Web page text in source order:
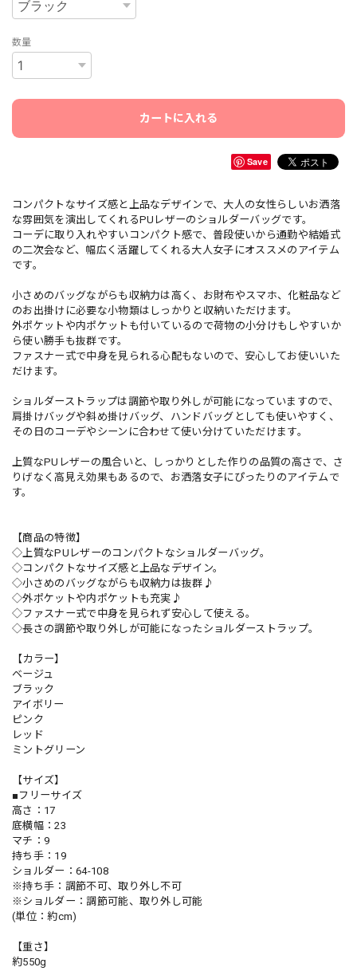
数量
カートに入れる
Save
コンパクトなサイズ感と上品なデザインで、大人の女性らしいお洒落
な雰囲気を演出してくれるPUレザーのショルダーバッグです。
コーデに取り入れやすいコンパクト感で、普段使いから通勤や結婚式
の二次会など、幅広く活躍してくれる大人女子にオススメのアイテム
です。
小さめのバッグながらも収納力は高く、お財布やスマホ、化粧品など
のお出掛けに必要な小物類はしっかりと収納いただけます。
外ポケットや内ポケットも付いているので荷物の小分けもしやすいか
ら使い勝手も抜群です。
ファスナー式で中身を見られる心配もないので、安心してお使いいた
だけます。
ショルダーストラップは調節や取り外しが可能になっていますので、
肩掛けバッグや斜め掛けバッグ、ハンドバッグとしても使いやすく、
その日のコーデやシーンに合わせて使い分けていただけます。
上質なPUレザーの風合いと、しっかりとした作りの品質の高さで、さ
りげなく高見え効果もあるので、お洒落女子にぴったりのアイテムで
す。
【商品の特徴】
◇上質なPUレザーのコンパクトなショルダーバッグ。
◇コンパクトなサイズ感と上品なデザイン。
◇小さめのバッグながらも収納力は抜群♪
◇外ポケットや内ポケットも充実♪
◇ファスナー式で中身を見られず安心して使える。
◇長さの調節や取り外しが可能になったショルダーストラップ。
【カラー】
ベージュ
ブラック
アイボリー
ピンク
レッド
ミントグリーン
【サイズ】
■フリーサイズ
高さ：17
底横幅：23
マチ：9
持ち手：19
ショルダー：64-108
※持ち手：調節不可、取り外し不可
※ショルダー：調節可能、取り外し可能
(単位：約cm)
【重さ】
約550g